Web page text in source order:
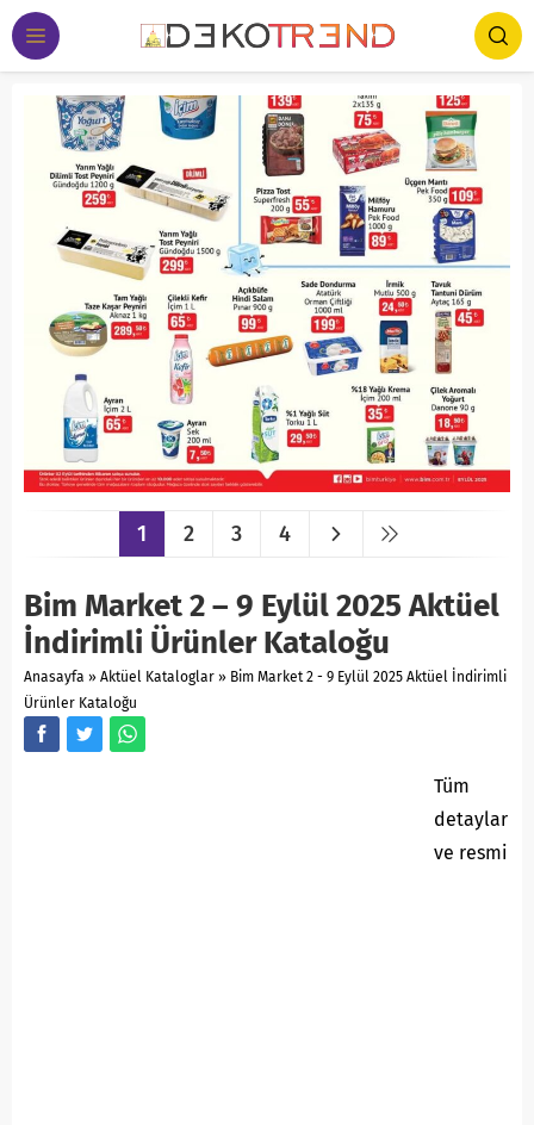
1 2 3 4
Bim Market 2 – 9 Eylül 2025 Aktüel
İndirimli Ürünler Kataloğu
Anasayfa » Aktüel Kataloglar » Bim Market 2 - 9 Eylül 2025 Aktüel İndirimli
Ürünler Kataloğu
Tüm
detaylar
ve resmi